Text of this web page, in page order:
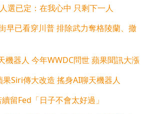
選已定：在我心中 只剩下一人
早已看穿川普 排除武力奪格陵蘭、撤
機器人 今年WWDC問世 蘋果聞訊大漲
Siri傳大改造 搖身AI聊天機器人
留Fed「日子不會太好過」